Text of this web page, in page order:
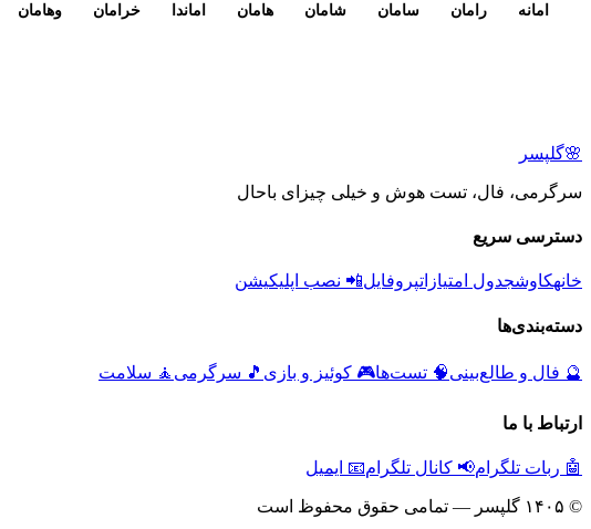
امانه رامان سامان شامان هامان اماندا خرامان وهامان
🌸گلپسر
سرگرمی، فال، تست هوش و خیلی چیزای باحال
دسترسی سریع
خانهکاوشجدول امتیازاتپروفایل📲 نصب اپلیکیشن
دسته‌بندی‌ها
🔮 فال و طالع‌بینی🧠 تست‌ها🎮 کوئیز و بازی 🎵 سرگرمی 🧘 سلامت
ارتباط با ما
🤖 ربات تلگرام📢 کانال تلگرام📧 ایمیل
© ۱۴۰۵ گلپسر — تمامی حقوق محفوظ است